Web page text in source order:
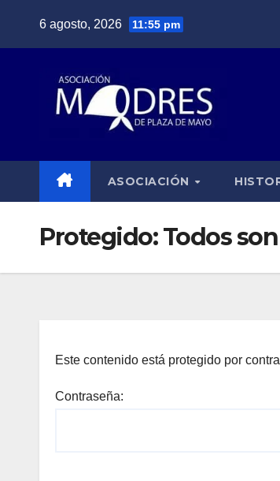
6 agosto, 2026 11:55 pm
ASOCIACIÓN
Protegido: Todos
Este contenido está protegido por
Contraseña: